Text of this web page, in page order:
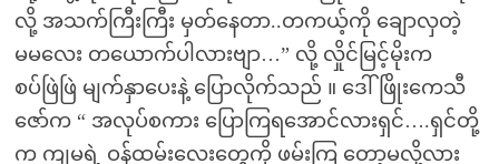
လို့ အသက်ကြီးကြီး မှတ်နေတာ..တကယ့်ကို ချောလှတဲ့
မမလေး တယောက်ပါလားဗျာ…” လို့ လှိုင်မြင့်မိုးက
စပ်ဖြဲဖြဲ မျက်နှာပေးနဲ့ ပြောလိုက်သည် ။ ဒေါ်ဖြိုးကေသီ
ဇော်က “ အလုပ်စကား ပြောကြရအောင်လားရှင်….ရှင်တို့
က ကျမရဲ့ ဝန်ထမ်းလေးတွေကို ဖမ်းကြ တော့မလို့လား